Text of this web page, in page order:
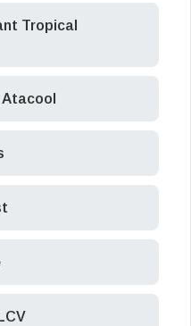
Tropical
Atacool